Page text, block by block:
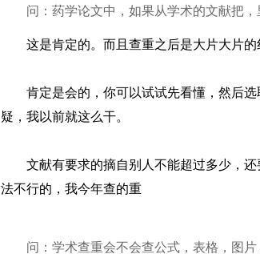
问：药学论文中，如果从学术的文献把
这是肯定的。而且查重之后是大片大片的
肯定是会的，你可以试试先看懂，然后
疑，我以前就这么干。
文献有要求的摘自别人不能超过多少，
法不行的，我今年查的重
问：学术查重会不会查公式，表格，图